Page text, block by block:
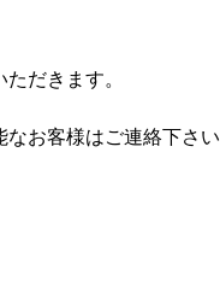
だきます。
なお客様はご連絡下さい